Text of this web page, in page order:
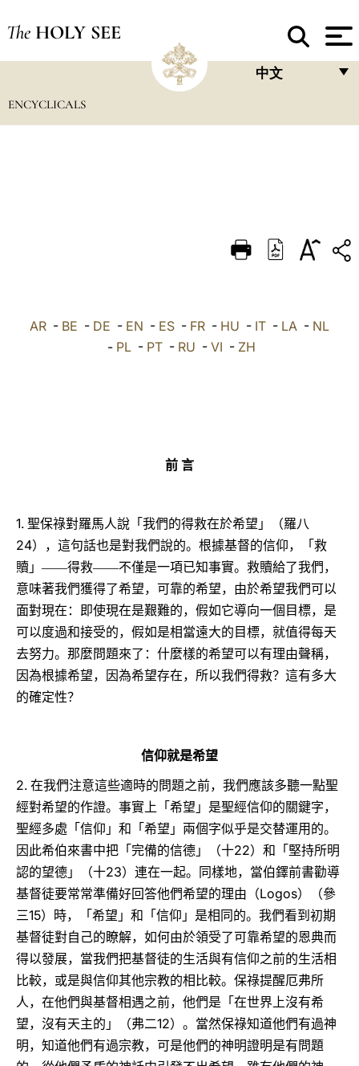
The HOLY SEE
中文
DEUTSCH
العربيّة
中文
ENCYCLICALS
AR - BE - DE - EN - ES - FR - HU - IT - LA - NL
- PL- PT- RU - VI - ZH
前 言
1. 聖保祿對羅馬人說「我們的得救在於希望」（羅八
24），這句話也是對我們說的。根據基督的信仰，「救
贖」――得救――不僅是一項已知事實。救贖給了我們，
意味著我們獲得了希望，可靠的希望，由於希望我們可以
面對現在：即使現在是艱難的，假如它導向一個目標，是
可以度過和接受的，假如是相當遠大的目標，就值得每天
去努力。那麼問題來了：什麼樣的希望可以有理由聲稱，
因為根據希望，因為希望存在，所以我們得救？這有多大
的確定性？
信仰就是希望
2. 在我們注意這些適時的問題之前，我們應該多聽一點聖
經對希望的作證。事實上「希望」是聖經信仰的關鍵字，
聖經多處「信仰」和「希望」兩個字似乎是交替運用的。
因此希伯來書中把「完備的信德」（十22）和「堅持所明
認的望德」（十23）連在一起。同樣地，當伯鐸前書勸導
基督徒要常常準備好回答他們希望的理由（Logos）（參
三15）時，「希望」和「信仰」是相同的。我們看到初期
基督徒對自己的瞭解，如何由於領受了可靠希望的恩典而
得以發展，當我們把基督徒的生活與有信仰之前的生活相
比較，或是與信仰其他宗教的相比較。保祿提醒厄弗所
人，在他們與基督相遇之前，他們是「在世界上沒有希
望，沒有天主的」（弗二12）。當然保祿知道他們有過神
明，知道他們有過宗教，可是他們的神明證明是有問題